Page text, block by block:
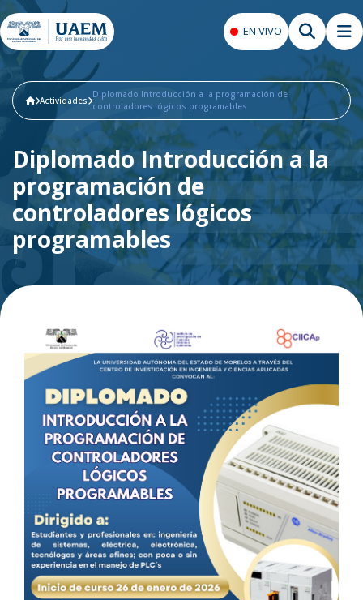
EN VIVO
Actividades
Diplomado Introducción a la programación de
controladores lógicos programables
Diplomado Introducción a la
programación de
controladores lógicos
programables